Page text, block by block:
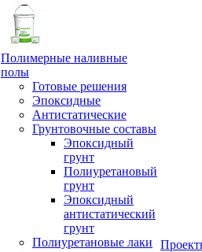
Полимерные наливные
полы
Готовые решения
Эпоксидные
Антистатические
Грунтовочные составы
Эпоксидный
грунт
Полиуретановый
грунт
Эпоксидный
антистатический
грунт
Полиуретановые лаки